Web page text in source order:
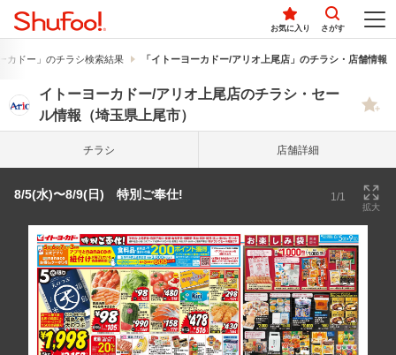
お気に入り さがす
カドー」のチラシ検索結果 「イトーヨーカドー/アリオ上尾店」のチラシ・店舗情報
イトーヨーカドー/アリオ上尾店のチラシ・セー
ル情報（埼玉県上尾市）
チラシ 店舗詳細
8/5(水)〜8/9(日) 特別ご奉仕! 1/1
拡大